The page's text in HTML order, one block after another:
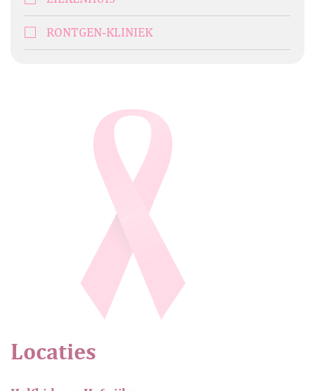
RONTGEN-KLINIEK
Locaties